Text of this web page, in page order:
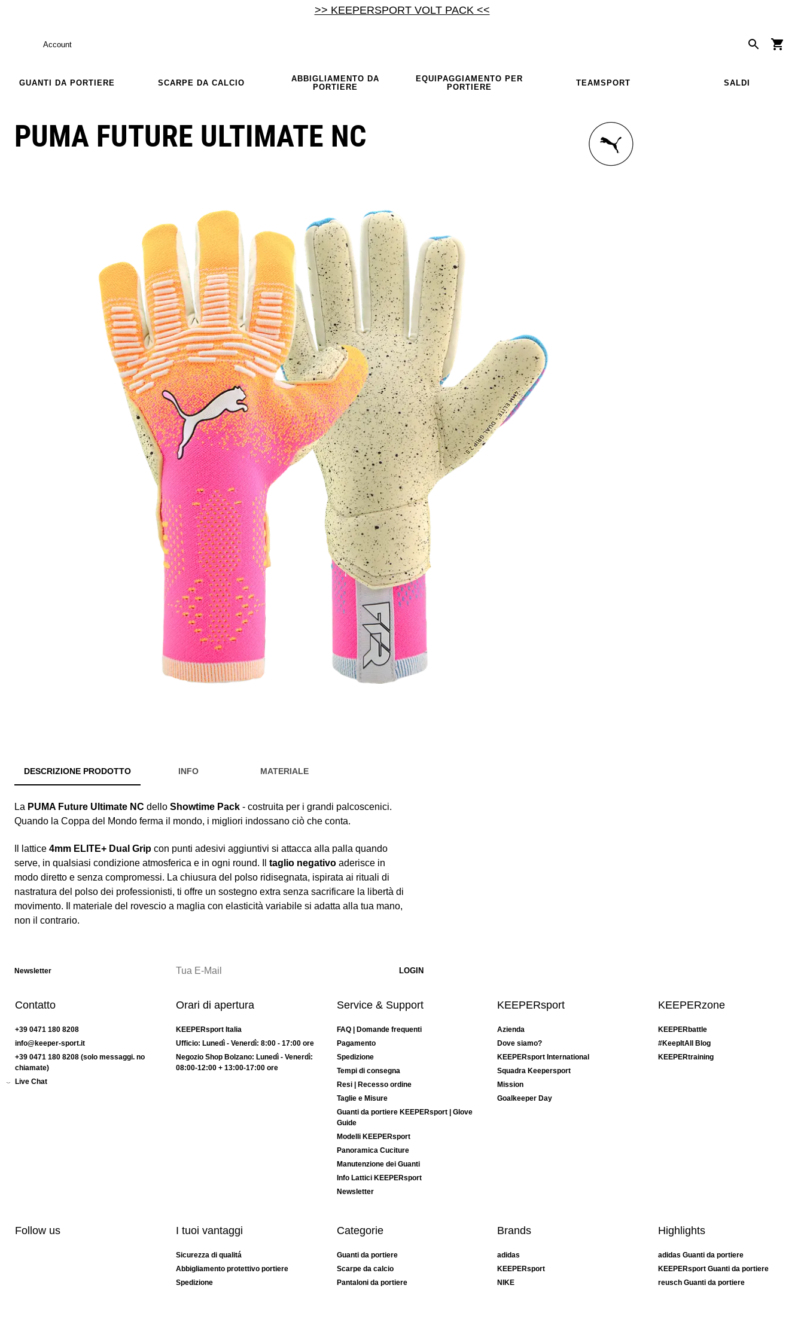
>> KEEPERSPORT VOLT PACK <<
Account
GUANTI DA PORTIERE SCARPE DA CALCIO
ABBIGLIAMENTO DA
PORTIERE
EQUIPAGGIAMENTO PER
PORTIERE
TEAMSPORT SALDI
PUMA FUTURE ULTIMATE NC
DESCRIZIONE PRODOTTO INFO MATERIALE
La PUMA Future Ultimate NC dello Showtime Pack - costruita per i grandi palcoscenici.
Quando la Coppa del Mondo ferma il mondo, i migliori indossano ciò che conta.
Il lattice 4mm ELITE+ Dual Grip con punti adesivi aggiuntivi si attacca alla palla quando
serve, in qualsiasi condizione atmosferica e in ogni round. Il taglio negativo aderisce in
modo diretto e senza compromessi. La chiusura del polso ridisegnata, ispirata ai rituali di
nastratura del polso dei professionisti, ti offre un sostegno extra senza sacrificare la libertà di
movimento. Il materiale del rovescio a maglia con elasticità variabile si adatta alla tua mano,
non il contrario.
Newsletter
Contatto
+39 0471 180 8208
info@keeper-sport.it
+39 0471 180 8208 (solo messaggi. no
chiamate)
Live Chat
Orari di apertura
KEEPERsport Italia
Ufficio: Lunedì - Venerdì: 8:00 - 17:00 ore
Negozio Shop Bolzano: Lunedì - Venerdì:
08:00-12:00 + 13:00-17:00 ore
Service & Support
FAQ | Domande frequenti
Pagamento
Spedizione
Tempi di consegna
Resi | Recesso ordine
Taglie e Misure
Guanti da portiere KEEPERsport | Glove
Guide
Modelli KEEPERsport
Panoramica Cuciture
Manutenzione dei Guanti
Info Lattici KEEPERsport
Newsletter
KEEPERsport
Azienda
Dove siamo?
KEEPERsport International
Squadra Keepersport
Mission
Goalkeeper Day
KEEPERzone
KEEPERbattle
#KeepItAll Blog
KEEPERtraining
Follow us I tuoi vantaggi
Sicurezza di qualitá
Abbigliamento protettivo portiere
Spedizione
Categorie
Guanti da portiere
Scarpe da calcio
Pantaloni da portiere
Brands
adidas
KEEPERsport
NIKE
Highlights
adidas Guanti da portiere
KEEPERsport Guanti da portiere
reusch Guanti da portiere